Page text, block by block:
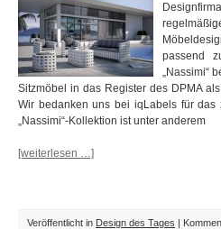
passend
„Nassimi“
Sitzmöbel in das Register des DPMA
Wir bedanken uns bei iqLabels für das
„Nassimi“-Kollektion ist unter anderem
[weiterlesen …]
Veröffentlicht in Design des Tages |